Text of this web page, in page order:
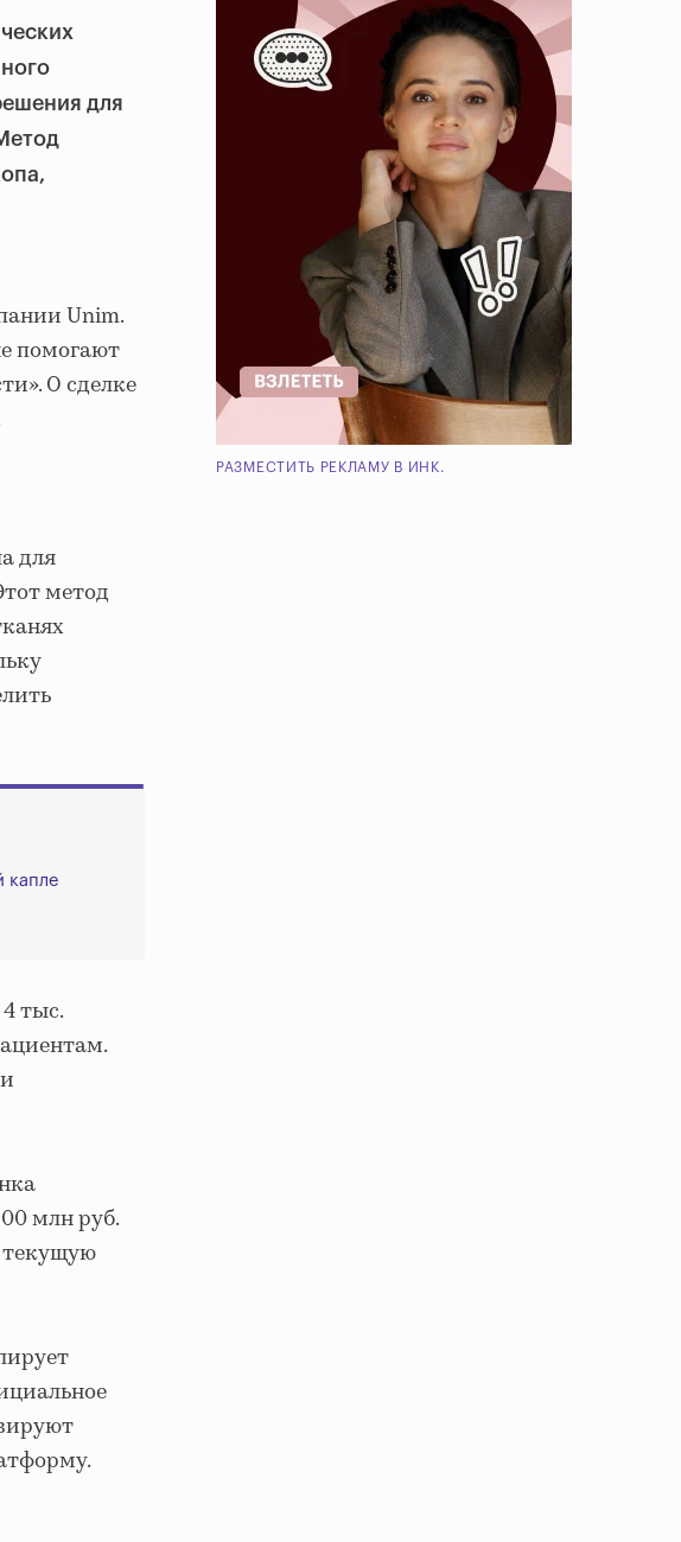
для
Unim.
помогают
О сделке
для
метод
капле
тыс.
млн руб.
текущую
РАЗМЕСТИТЬ РЕКЛАМУ В ИНК.